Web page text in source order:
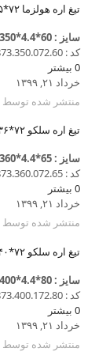
تیغ اره هولزما ۷۲*۳۵
سایز : 60*4.4*350
کد : 873.350.072.60
0 بیشتر
خرداد ۲۱, ۱۳۹۹
منتشر شده توسط
تیغ اره سلکو ۷۲*۳۶
سایز : 65*4.4*360
کد : 873.360.072.65
0 بیشتر
خرداد ۲۱, ۱۳۹۹
منتشر شده توسط
تیغ اره سلکو ۷۲*۴۰
سایز : 80*4.4*400
کد : 873.400.172.80
0 بیشتر
خرداد ۲۱, ۱۳۹۹
منتشر شده توسط